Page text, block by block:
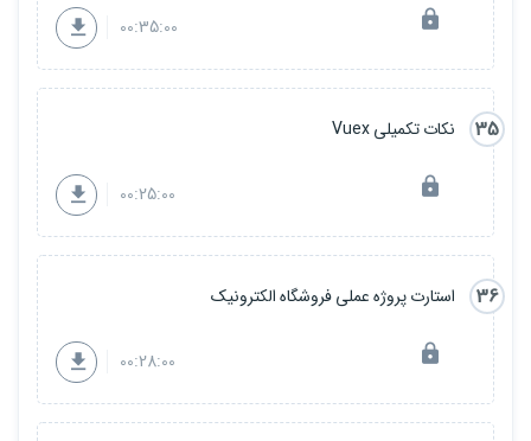
00:35:00
35 نکات تکمیلی Vuex
00:25:00
36 استارت پروژه عملی فروشگاه الکترونیک
00:28:00